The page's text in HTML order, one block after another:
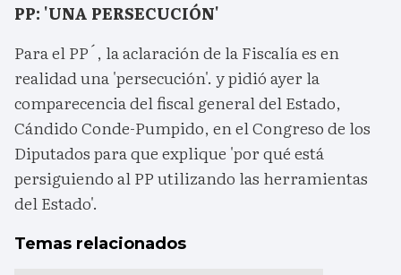
PP: 'UNA PERSECUCIÓN'
Para el PP´, la aclaración de la Fiscalía es en
realidad una 'persecución'. y pidió ayer la
comparecencia del fiscal general del Estado,
Cándido Conde-Pumpido, en el Congreso de los
Diputados para que explique 'por qué está
persiguiendo al PP utilizando las herramientas
del Estado'.
Temas relacionados